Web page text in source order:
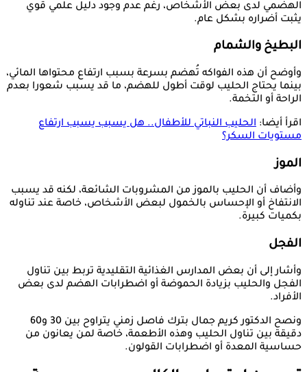
الهضمي لدى بعض الأشخاص، رغم عدم وجود دليل علمي قوي
يثبت أضراره بشكل عام.
البطيخ والشمام
وأوضح أن هذه الفواكه تُهضم بسرعة بسبب ارتفاع محتواها المائي،
بينما يحتاج الحليب لوقت أطول للهضم، ما قد يسبب شعورا بعدم
الراحة أو التخمة.
اقرأ أيضا: الحليب النباتي للأطفال.. هل يسبب يسبب ارتفاع
مستويات السكر؟
الموز
وأضاف أن الحليب بالموز من المشروبات الشائعة، لكنه قد يسبب
الانتفاخ أو الإحساس بالخمول لبعض الأشخاص، خاصة عند تناوله
بكميات كبيرة.
الفجل
وأشار إلى أن بعض المدارس الغذائية التقليدية تربط بين تناول
الفجل والحليب بزيادة الحموضة أو اضطرابات الهضم لدى بعض
الأفراد.
ونصح الدكتور كريم جمال بترك فاصل زمني يتراوح بين 30 و60
دقيقة بين تناول الحليب وهذه الأطعمة، خاصة لمن يعانون من
حساسية المعدة أو اضطرابات القولون.